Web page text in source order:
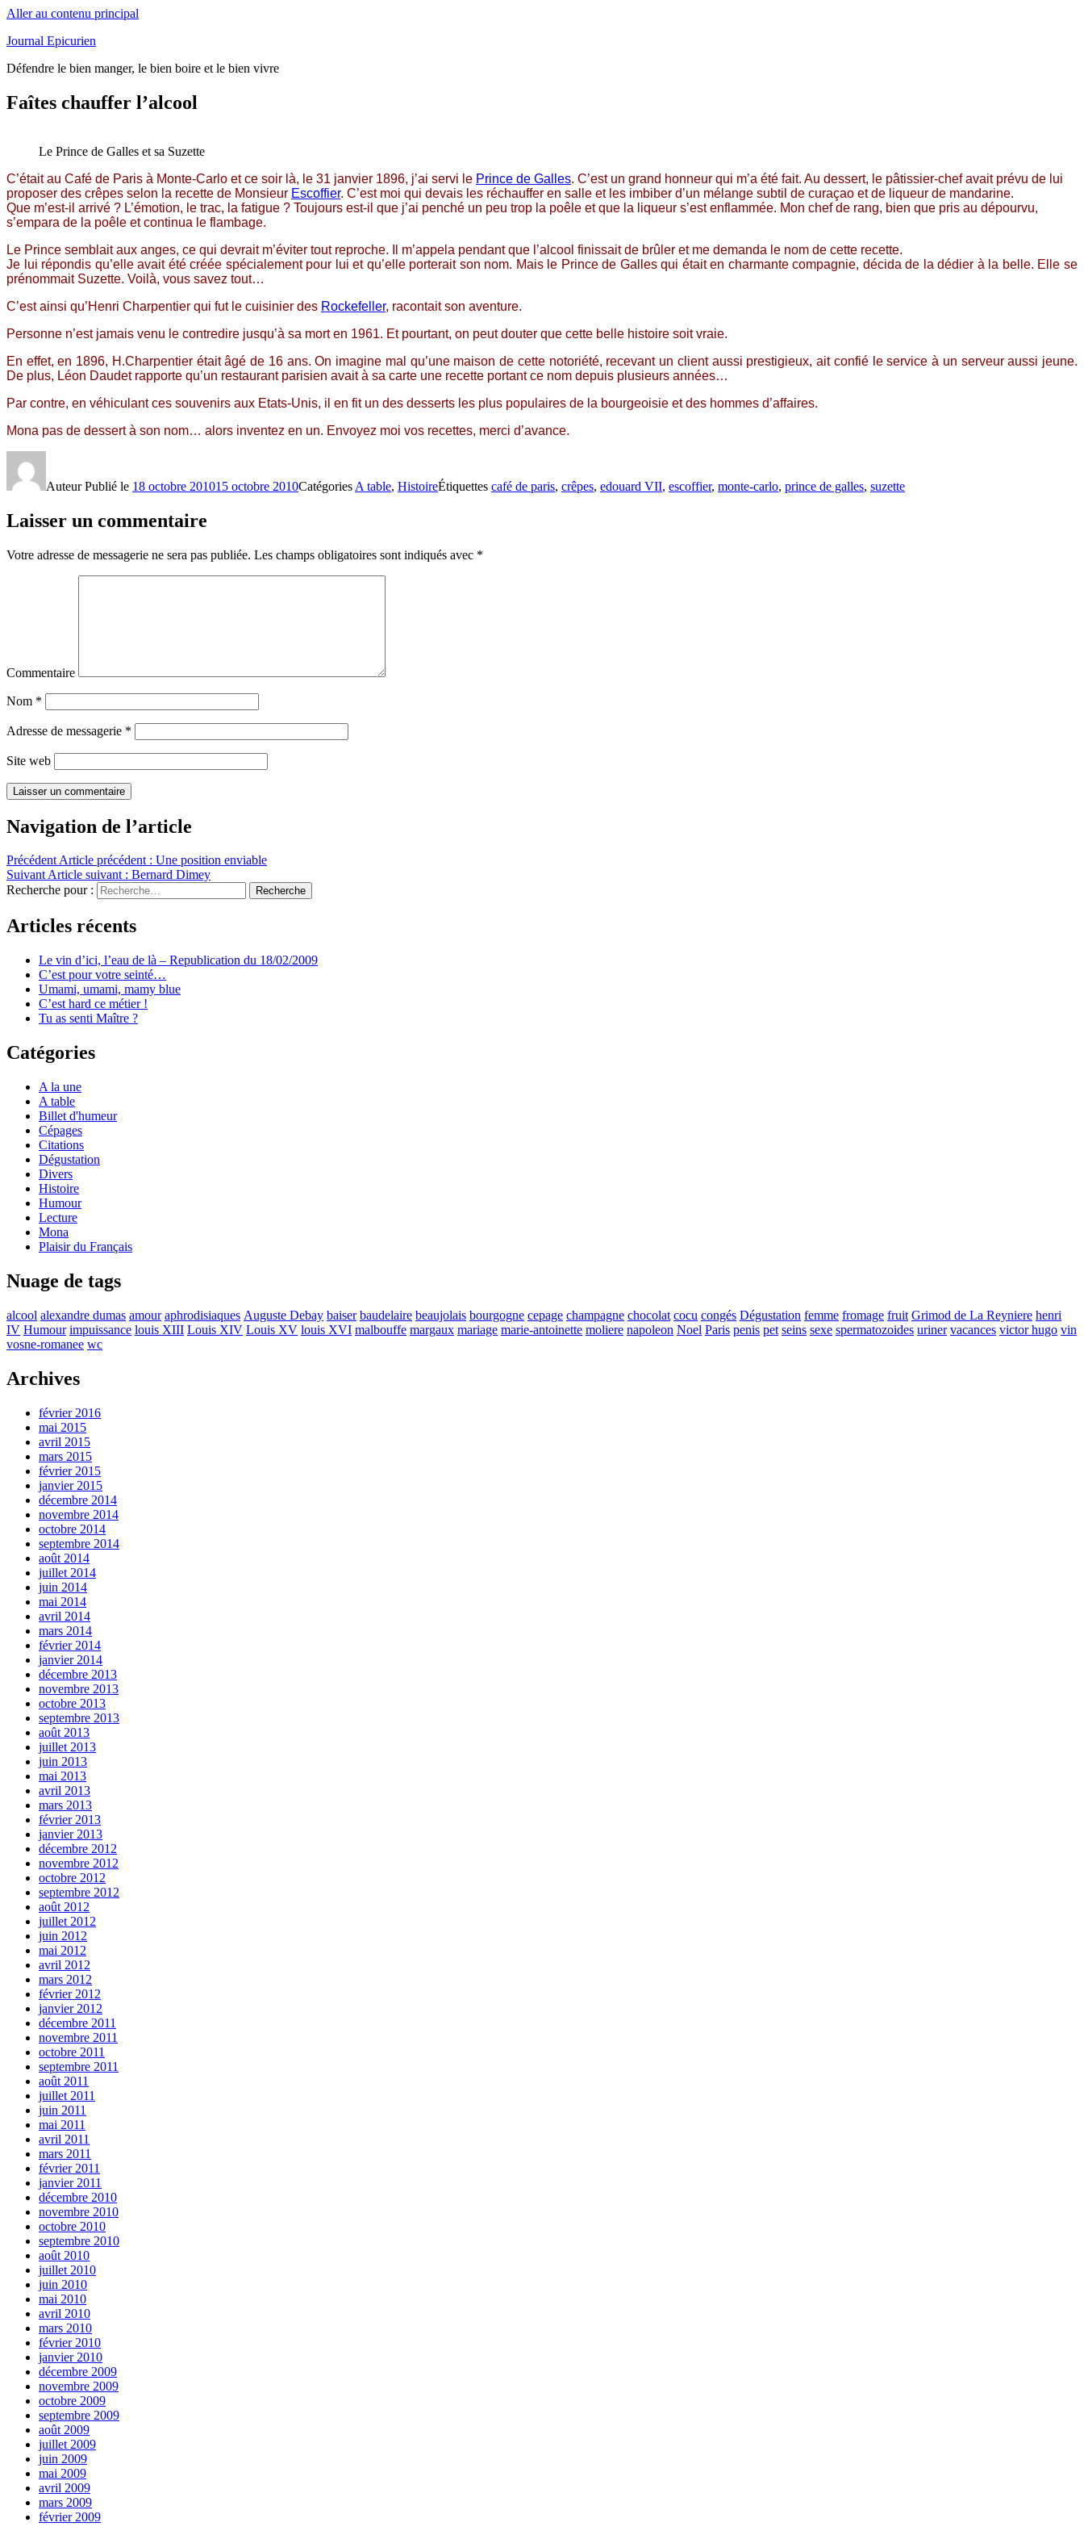
Aller au contenu principal
Journal Epicurien
Défendre le bien manger, le bien boire et le bien vivre
Faîtes chauffer l’alcool
Le Prince de Galles et sa Suzette
C’était au Café de Paris à Monte-Carlo et ce soir là, le 31 janvier 1896, j’ai servi le Prince de Galles. C’est un grand honneur qui m’a été fait. Au dessert, le pâtissier-chef avait prévu de lui
proposer des crêpes selon la recette de Monsieur Escoffier. C’est moi qui devais les réchauffer en salle et les imbiber d’un mélange subtil de curaçao et de liqueur de mandarine.
Que m’est-il arrivé ? L’émotion, le trac, la fatigue ? Toujours est-il que j’ai penché un peu trop la poêle et que la liqueur s’est enflammée. Mon chef de rang, bien que pris au dépourvu,
s’empara de la poêle et continua le flambage.
Le Prince semblait aux anges, ce qui devrait m’éviter tout reproche. Il m’appela pendant que l’alcool finissait de brûler et me demanda le nom de cette recette.
Je lui répondis qu’elle avait été créée spécialement pour lui et qu’elle porterait son nom. Mais le Prince de Galles qui était en charmante compagnie, décida de la dédier à la belle. Elle se
prénommait Suzette. Voilà, vous savez tout…
C’est ainsi qu’Henri Charpentier qui fut le cuisinier des Rockefeller, racontait son aventure.
Personne n’est jamais venu le contredire jusqu’à sa mort en 1961. Et pourtant, on peut douter que cette belle histoire soit vraie.
En effet, en 1896, H.Charpentier était âgé de 16 ans. On imagine mal qu’une maison de cette notoriété, recevant un client aussi prestigieux, ait confié le service à un serveur aussi jeune.
De plus, Léon Daudet rapporte qu’un restaurant parisien avait à sa carte une recette portant ce nom depuis plusieurs années…
Par contre, en véhiculant ces souvenirs aux Etats-Unis, il en fit un des desserts les plus populaires de la bourgeoisie et des hommes d’affaires.
Mona pas de dessert à son nom… alors inventez en un. Envoyez moi vos recettes, merci d’avance.
AuteurPublié le 18 octobre 201015 octobre 2010Catégories A table, HistoireÉtiquettes café de paris, crêpes, edouard VII, escoffier, monte-carlo, prince de galles, suzette
Laisser un commentaire
Votre adresse de messagerie ne sera pas publiée. Les champs obligatoires sont indiqués avec *
Commentaire
Nom *
Adresse de messagerie *
Site web
Navigation de l’article
PrécédentArticle précédent : Une position enviable
SuivantArticle suivant : Bernard Dimey
Recherche pour :
Recherche
Articles récents
Le vin d’ici, l’eau de là – Republication du 18/02/2009
C’est pour votre seinté…
Umami, umami, mamy blue
C’est hard ce métier !
Tu as senti Maître ?
Catégories
A la une
A table
Billet d'humeur
Cépages
Citations
Dégustation
Divers
Histoire
Humour
Lecture
Mona
Plaisir du Français
Nuage de tags
alcool alexandre dumas amour aphrodisiaques Auguste Debay baiser baudelaire beaujolais bourgogne cepage champagne chocolat cocu congés Dégustation femme fromage fruit Grimod de La Reyniere henri
IV Humour impuissance louis XIII Louis XIV Louis XV louis XVI malbouffe margaux mariage marie-antoinette moliere napoleon Noel Paris penis pet seins sexe spermatozoides uriner vacances victor hugo vin
vosne-romanee wc
Archives
février 2016
mai 2015
avril 2015
mars 2015
février 2015
janvier 2015
décembre 2014
novembre 2014
octobre 2014
septembre 2014
août 2014
juillet 2014
juin 2014
mai 2014
avril 2014
mars 2014
février 2014
janvier 2014
décembre 2013
novembre 2013
octobre 2013
septembre 2013
août 2013
juillet 2013
juin 2013
mai 2013
avril 2013
mars 2013
février 2013
janvier 2013
décembre 2012
novembre 2012
octobre 2012
septembre 2012
août 2012
juillet 2012
juin 2012
mai 2012
avril 2012
mars 2012
février 2012
janvier 2012
décembre 2011
novembre 2011
octobre 2011
septembre 2011
août 2011
juillet 2011
juin 2011
mai 2011
avril 2011
mars 2011
février 2011
janvier 2011
décembre 2010
novembre 2010
octobre 2010
septembre 2010
août 2010
juillet 2010
juin 2010
mai 2010
avril 2010
mars 2010
février 2010
janvier 2010
décembre 2009
novembre 2009
octobre 2009
septembre 2009
août 2009
juillet 2009
juin 2009
mai 2009
avril 2009
mars 2009
février 2009